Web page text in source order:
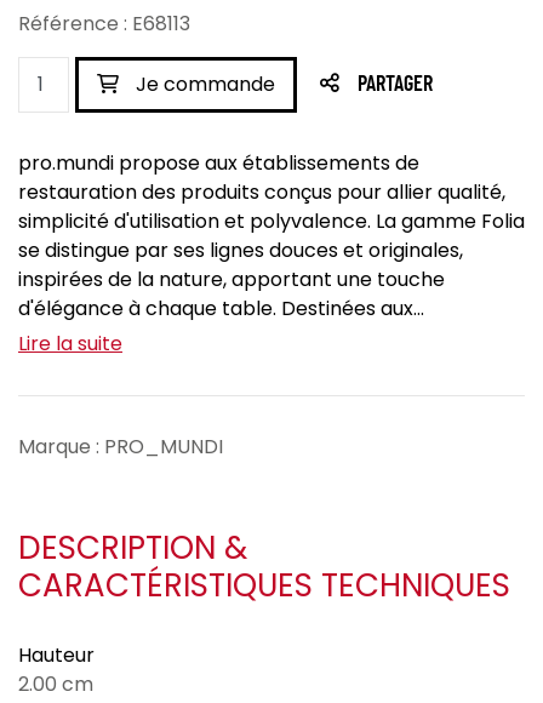
Référence : E68113
Je commande PARTAGER
pro.mundi propose aux établissements de
restauration des produits conçus pour allier qualité,
simplicité d'utilisation et polyvalence. La gamme Folia
se distingue par ses lignes douces et originales,
inspirées de la nature, apportant une touche
d'élégance à chaque table. Destinées aux...
Lire la suite
Marque : PRO_MUNDI
DESCRIPTION &
CARACTÉRISTIQUES TECHNIQUES
Hauteur
2.00 cm